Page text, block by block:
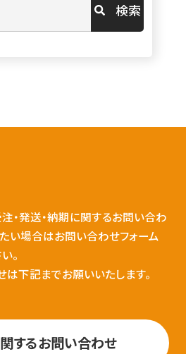
検索
・発送・納期に関するお問い合わ
い場合はお問い合わせフォーム
。
下記までお願いいたします。
するお問い合わせ